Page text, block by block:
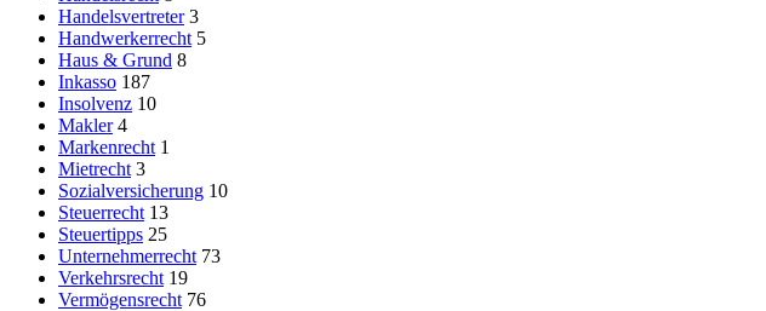
Handelsvertreter 3
Handwerkerrecht 5
Haus & Grund 8
Inkasso 187
Insolvenz 10
Makler 4
Markenrecht 1
Mietrecht 3
Sozialversicherung 10
Steuerrecht 13
Steuertipps 25
Unternehmerrecht 73
Verkehrsrecht 19
Vermögensrecht 76